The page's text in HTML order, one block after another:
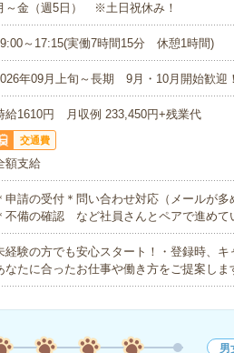
～金（週5日） ※土日祝休み！
～17:15(実働7時間15分 休憩1時間)
年09月上旬～長期 9月・10月開始歓
給1610円 月収例 233,450円+残業代
交通費
額支給
申請の受付＊問い合わせ対応（メールが
不備の確認 など社員さんとペアで進め
経験の方でも安心スタート！・登録時、
なたに合ったお仕事や働き方をご提案し
男